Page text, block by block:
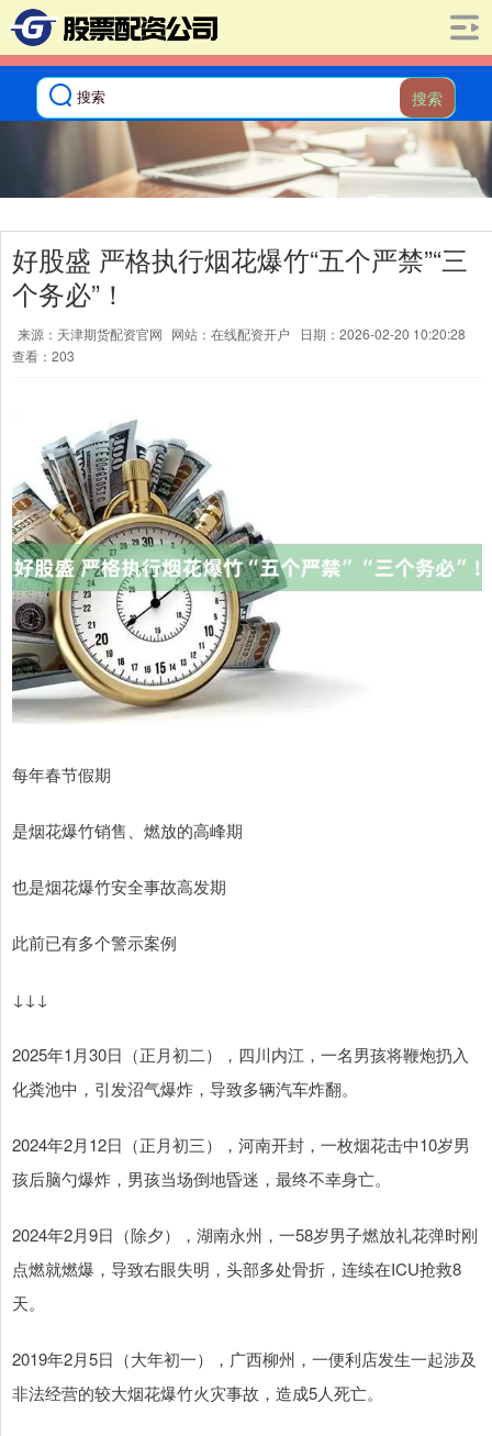
搜索
好股盛 严格执行烟花爆竹“五个严禁”“三
个务必”！
来源：天津期货配资官网 网站：在线配资开户
日期：2026-02-20 10:20:28
查看：203
每年春节假期
是烟花爆竹销售、燃放的高峰期
也是烟花爆竹安全事故高发期
此前已有多个警示案例
↓↓↓
2025年1月30日（正月初二），四川内江，一名男孩将鞭炮扔入
化粪池中，引发沼气爆炸，导致多辆汽车炸翻。
2024年2月12日（正月初三），河南开封，一枚烟花击中10岁男
孩后脑勺爆炸，男孩当场倒地昏迷，最终不幸身亡。
2024年2月9日（除夕），湖南永州，一58岁男子燃放礼花弹时刚
点燃就燃爆，导致右眼失明，头部多处骨折，连续在ICU抢救8
天。
2019年2月5日（大年初一），广西柳州，一便利店发生一起涉及
非法经营的较大烟花爆竹火灾事故，造成5人死亡。